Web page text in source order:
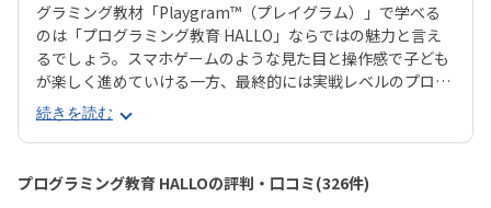
グラミング教材「Playgram™（プレイグラム）」で学べる
のは「プログラミング教育 HALLO」ならではの魅力と言え
るでしょう。スマホゲームのような見た目と操作感で子ども
が楽しく進めていける一方、最終的には実戦レベルのプログ
ラミングスキルが身につく「Playgram」には、まるでマイ
ンクラフト（マイクラ）のように3D空間をデザインできるモ
ードも。子どもの創造性と技術力、そのどちらも高めていけ
るスクールをお探しのご家庭にぴったりのスクールです。ま
た、運営元のやる気スイッチグループといえば、子どもの性
続きを読む
プログラミング教育 HALLOの評判・口コミ(326件)